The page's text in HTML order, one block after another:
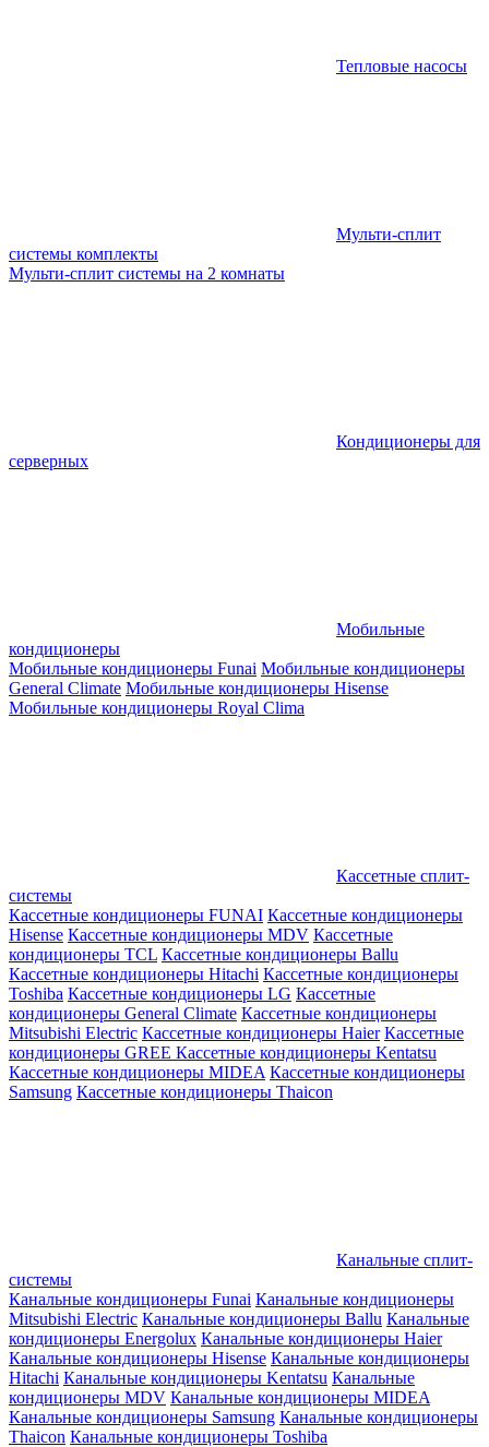
Тепловые насосы
Мульти-сплит
системы комплекты
Мульти-сплит системы на 2 комнаты
Кондиционеры для
серверных
Мобильные
кондиционеры
Мобильные кондиционеры Funai Мобильные кондиционеры
General Climate Мобильные кондиционеры Hisense
Мобильные кондиционеры Royal Clima
Кассетные сплит-
системы
Кассетные кондиционеры FUNAI Кассетные кондиционеры
Hisense Кассетные кондиционеры MDV Кассетные
кондиционеры TCL Кассетные кондиционеры Ballu
Кассетные кондиционеры Hitachi Кассетные кондиционеры
Toshiba Кассетные кондиционеры LG Кассетные
кондиционеры General Climate Кассетные кондиционеры
Mitsubishi Electric Кассетные кондиционеры Haier Кассетные
кондиционеры GREE Кассетные кондиционеры Kentatsu
Кассетные кондиционеры MIDEA Кассетные кондиционеры
Samsung Кассетные кондиционеры Thaicon
Канальные сплит-
системы
Канальные кондиционеры Funai Канальные кондиционеры
Mitsubishi Electric Канальные кондиционеры Ballu Канальные
кондиционеры Energolux Канальные кондиционеры Haier
Канальные кондиционеры Hisense Канальные кондиционеры
Hitachi Канальные кондиционеры Kentatsu Канальные
кондиционеры MDV Канальные кондиционеры MIDEA
Канальные кондиционеры Samsung Канальные кондиционеры
Thaicon Канальные кондиционеры Toshiba